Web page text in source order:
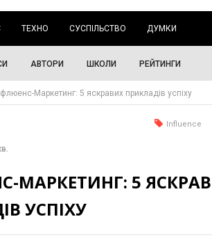
ТЕХНО СУСПІЛЬСТВО ДУМКИ
АВТОРИ ШКОЛИ РЕЙТИНГИ
Маркетинг: 5 яскравих прикладів успіху
Influence
МАРКЕТИНГ: 5
УСПІХУ